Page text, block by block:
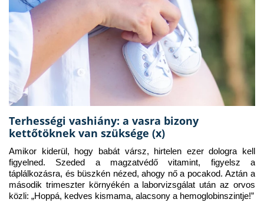
Terhességi vashiány: a vasra bizony
kettőtöknek van szüksége (x)
Amikor kiderül, hogy babát vársz, hirtelen ezer dologra kell
figyelned. Szeded a magzatvédő vitamint, figyelsz a
táplálkozásra, és büszkén nézed, ahogy nő a pocakod. Aztán a
második trimeszter környékén a laborvizsgálat után az orvos
közli: „Hoppá, kedves kismama, alacsony a hemoglobinszintje!”